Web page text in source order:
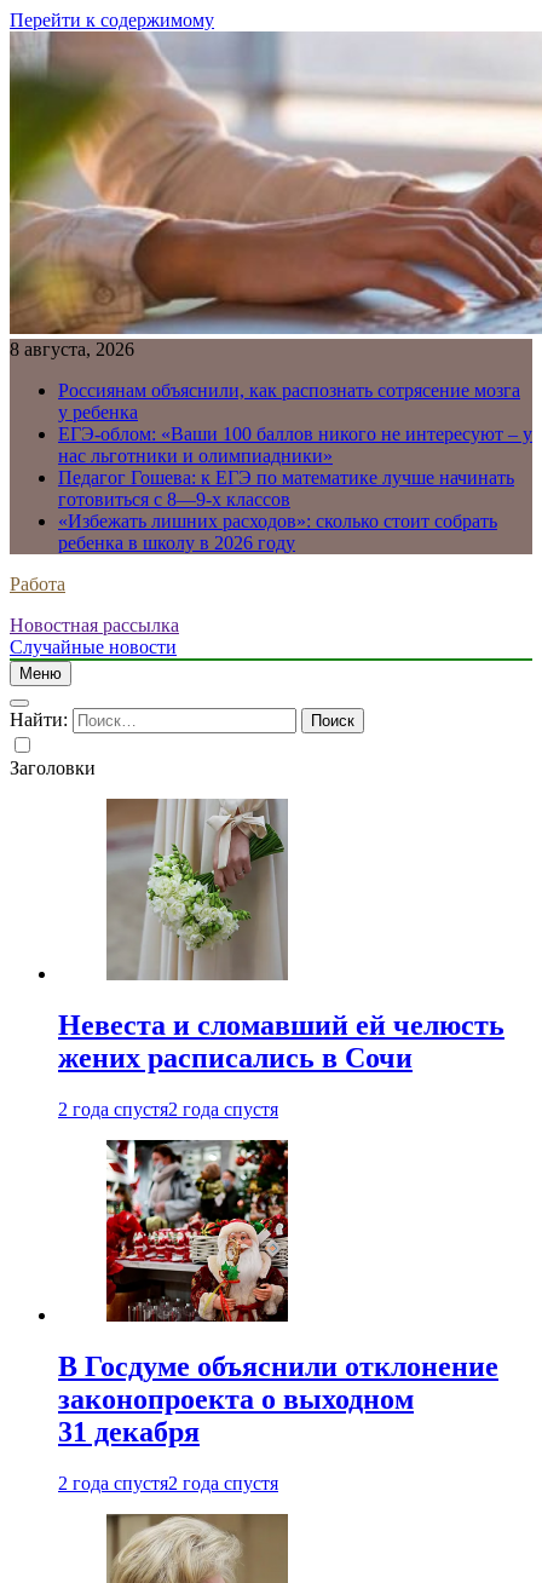
Перейти к содержимому
8 августа, 2026
Россиянам объяснили, как распознать сотрясение мозга
у ребенка
ЕГЭ-облом: «Ваши 100 баллов никого не интересуют – у
нас льготники и олимпиадники»
Педагог Гошева: к ЕГЭ по математике лучше начинать
готовиться с 8—9-х классов
«Избежать лишних расходов»: сколько стоит собрать
ребенка в школу в 2026 году
Работа
Новостная рассылка
Случайные новости
Меню
Найти:
Заголовки
Невеста и сломавший ей челюсть
жених расписались в Сочи
2 года спустя2 года спустя
В Госдуме объяснили отклонение
законопроекта о выходном
31 декабря
2 года спустя2 года спустя